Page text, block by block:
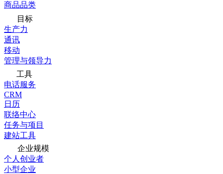
商品品类
目标
生产力
通讯
移动
管理与领导力
工具
电话服务
CRM
日历
联络中心
任务与项目
建站工具
企业规模
个人创业者
小型企业